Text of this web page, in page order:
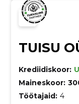
TUISU
Krediidiskoor:
Maineskoor:
Töötajaid: 4